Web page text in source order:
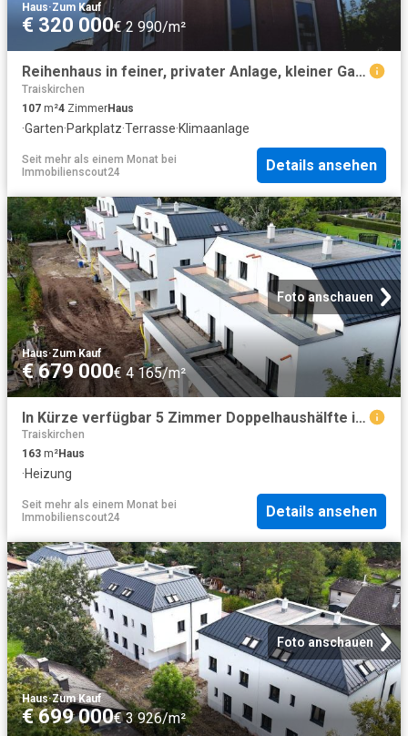
Haus·Zum Kauf
€ 320 000€ 2 990/m²
Reihenhaus in feiner, privater Anlage, kleiner Garten erweiterter Rohbau! PROVISIONSFREI
Traiskirchen
107 m²4 ZimmerHaus
·Garten·Parkplatz·Terrasse·Klimaanlage
Seit mehr als einem Monat bei
Immobilienscout24
Details ansehen
Foto anschauen
Haus·Zum Kauf
€ 679 000€ 4 165/m²
In Kürze verfügbar 5 Zimmer Doppelhaushälfte in Tribuswinkel bei Baden/Wien Erstklassige Raumaufteilung inkl. 3 Außenflächen
Traiskirchen
163 m²Haus
·Heizung
Seit mehr als einem Monat bei
Immobilienscout24
Details ansehen
Foto anschauen
Haus·Zum Kauf
€ 699 000€ 3 926/m²